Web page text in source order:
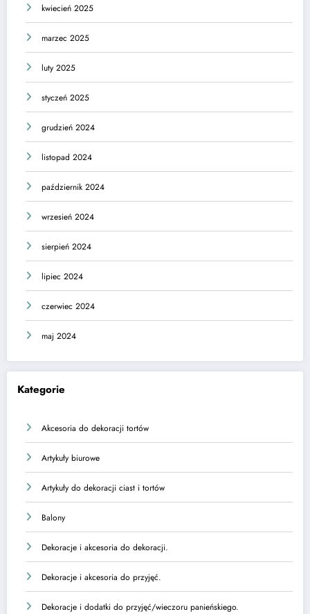
kwiecień 2025
marzec 2025
luty 2025
styczeń 2025
grudzień 2024
listopad 2024
październik 2024
wrzesień 2024
sierpień 2024
lipiec 2024
czerwiec 2024
maj 2024
Kategorie
Akcesoria do dekoracji tortów
Artykuły biurowe
Artykuły do dekoracji ciast i tortów
Balony
Dekoracje i akcesoria do dekoracji.
Dekoracje i akcesoria do przyjęć.
Dekoracje i dodatki do przyjęć/wieczoru panieńskiego.